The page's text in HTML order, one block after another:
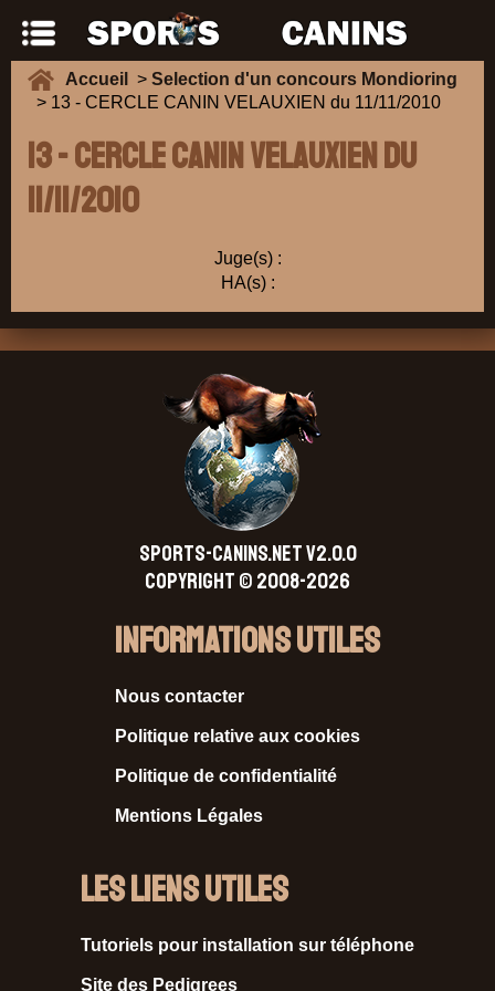
Accueil > Selection d'un concours Mondioring
> 13 - CERCLE CANIN VELAUXIEN du 11/11/2010
13 - CERCLE CANIN VELAUXIEN du
11/11/2010
Juge(s) :
HA(s) :
SPORTS-CANINS.NET V2.0.0
Copyright © 2008-2026
Informations Utiles
Nous contacter
Politique relative aux cookies
Politique de confidentialité
Mentions Légales
Les liens utiles
Tutoriels pour installation sur téléphone
Site des Pedigrees